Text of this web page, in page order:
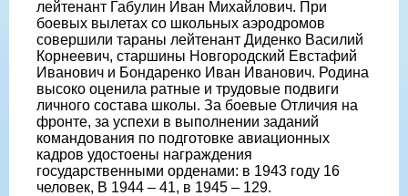
лейтенант Габулин Иван Михайлович. При
боевых вылетах со школьных аэродромов
совершили тараны лейтенант Диденко Василий
Корнеевич, старшины Новгородский Евстафий
Иванович и Бондаренко Иван Иванович. Родина
высоко оценила ратные и трудовые подвиги
личного состава школы. За боевые Отличия на
фронте, за успехи в выполнении заданий
командования по подготовке авиационных
кадров удостоены награждения
государственными орденами: в 1943 году 16
человек, В 1944 – 41, в 1945 – 129.